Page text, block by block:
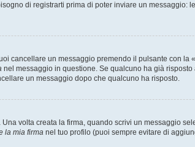
di registrarti prima di poter inviare un messaggio:
cancellare un messaggio premendo il pulsante con
nel messaggio in questione. Se qualcuno ha già
un messaggio dopo che qualcuno ha risposto.
volta creata la firma, quando scrivi un messaggio
la mia firma nel tuo profilo (puoi sempre evitare di